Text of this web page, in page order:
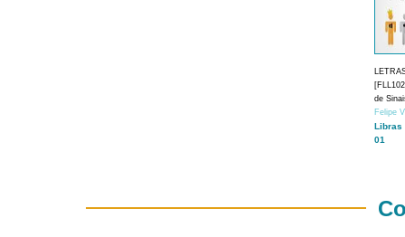
de
Felipe
Libras
01